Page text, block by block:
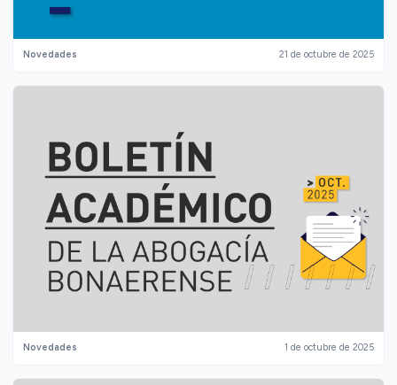
Novedades 21 de octubre de 2025
Novedades 1 de octubre de 2025